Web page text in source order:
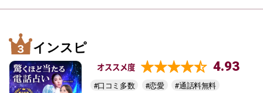
インスピ
オススメ度 4.93
#口コミ多数 #恋愛 #通話料無料